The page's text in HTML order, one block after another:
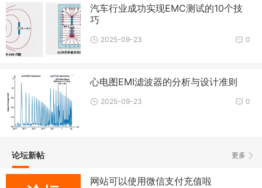
汽车行业成功实现EMC测试的10个技
巧
0
2025-09-23
心电图EMI滤波器的分析与设计准则
0
2025-09-23
更多
论坛新帖
网站可以使用微信支付充值啦